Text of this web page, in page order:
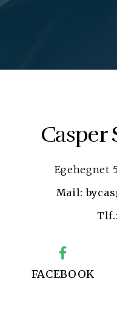
Casper
Egehegnet
Mail:
FACEBOOK